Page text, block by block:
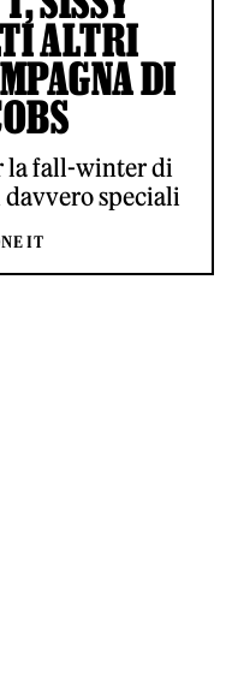
ALTRI
DI
la fall-winter di
davvero speciali
IT